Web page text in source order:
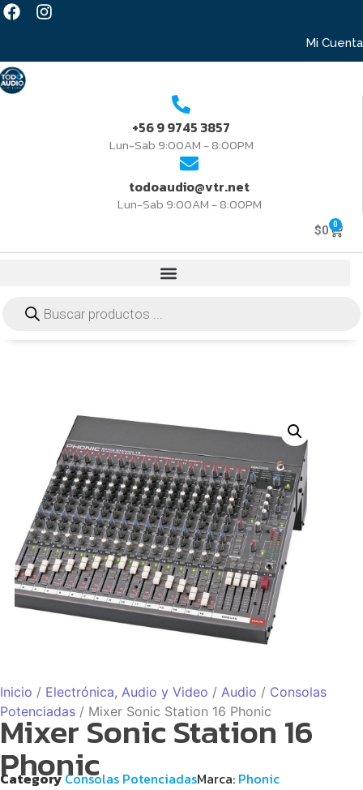
Mi Cuenta
+56 9 9745 3857
Lun-Sab 9:00AM - 8:00PM
todoaudio@vtr.net
Lun-Sab 9:00AM - 8:00PM
$0 0
Inicio / Electrónica, Audio y Video / Audio / Consolas
Potenciadas / Mixer Sonic Station 16 Phonic
Mixer Sonic Station 16
Phonic
Category Consolas PotenciadasMarca: Phonic